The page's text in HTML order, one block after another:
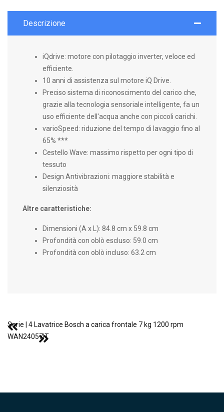
Descrizione
iQdrive: motore con pilotaggio inverter, veloce ed
efficiente.
10 anni di assistenza sul motore iQ Drive.
Preciso sistema di riconoscimento del carico che,
grazie alla tecnologia sensoriale intelligente, fa un
uso efficiente dell'acqua anche con piccoli carichi.
varioSpeed: riduzione del tempo di lavaggio fino al
65% ***
Cestello Wave: massimo rispetto per ogni tipo di
tessuto
Design Antivibrazioni: maggiore stabilità e
silenziosità
Altre caratteristiche:
Dimensioni (A x L): 84.8 cm x 59.8 cm
Profondità con oblò escluso: 59.0 cm
Profondità con oblò incluso: 63.2 cm
Serie | 4 Lavatrice Bosch a carica frontale 7 kg 1200 rpm
WAN24057IT